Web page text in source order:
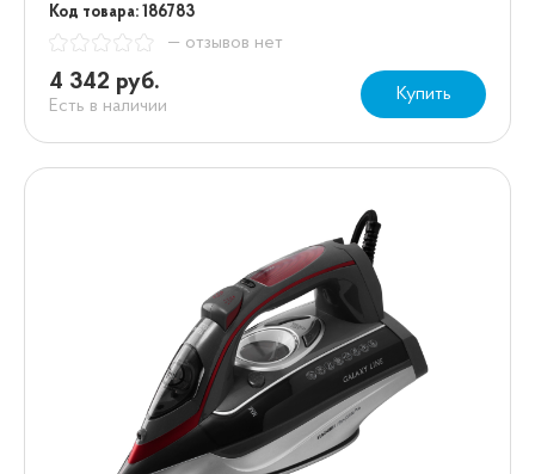
Код товара: 186783
— отзывов нет
4 342 руб.
Есть в наличии
Купить